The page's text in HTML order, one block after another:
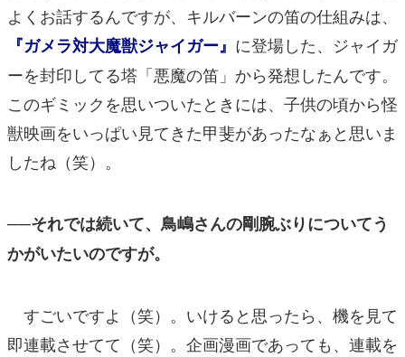
よくお話するんですが、キルバーンの笛の仕組みは、
『ガメラ対大魔獣ジャイガー』 に登場した、ジャイガ
ーを封印してる塔「悪魔の笛」から発想したんです。
このギミックを思いついたときには、子供の頃から怪
獣映画をいっぱい見てきた甲斐があったなぁと思いま
したね（笑）。
──それでは続いて、鳥嶋さんの剛腕ぶりについてう
かがいたいのですが。
すごいですよ（笑）。いけると思ったら、機を見て
即連載させてて（笑）。企画漫画であっても、連載を